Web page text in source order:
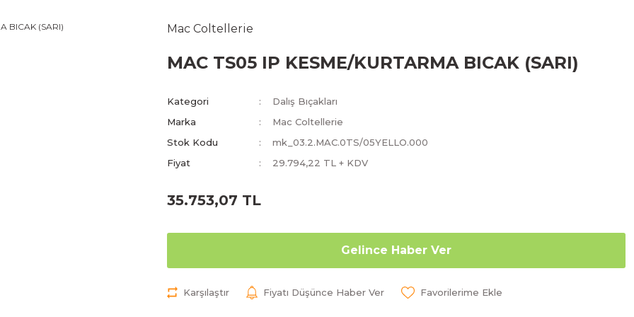
Mac Coltellerie
MAC TS05 IP KESME/KURTARMA BICAK (SARI)
Kategori
Dalış Bıçakları
Marka
Mac Coltellerie
Stok Kodu
mk_03.2.MAC.0TS/05YELLO.000
Fiyat
29.794,22 TL + KDV
35.753,07 TL
Gelince Haber Ver
Karşılaştır Fiyatı Düşünce Haber Ver